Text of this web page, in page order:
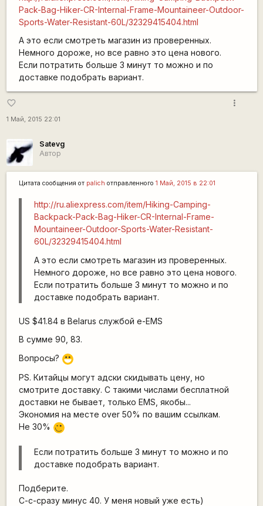
Pack-Bag-Hiker-CR-Internal-Frame-Mountaineer-Outdoor-
Sports-Water-Resistant-60L/32329415404.html
А это если смотреть магазин из проверенных.
Немного дороже, но все равно это цена нового.
Если потратить больше 3 минут то можно и по
доставке подобрать вариант.
favorite_border
1 Май, 2015 22:01
more_vert
Satevg
Автор
Цитата сообщения от palich отправленного 1 Май, 2015 в 22:01
http://ru.aliexpress.com/item/Hiking-Camping-
Backpack-Pack-Bag-Hiker-CR-Internal-Frame-
Mountaineer-Outdoor-Sports-Water-Resistant-
60L/32329415404.html
А это если смотреть магазин из проверенных.
Немного дороже, но все равно это цена нового.
Если потратить больше 3 минут то можно и по
доставке подобрать вариант.
US $41.84 в Belarus службой e-EMS
В сумме 90, 83.
Вопросы? :D
PS. Китайцы могут адски скидывать цену, но
смотрите доставку. С такими числами бесплатной
доставки не бывает, только EMS, якобы...
Экономия на месте over 50% по вашим ссылкам.
Не 30% ,-)
Если потратить больше 3 минут то можно и по
доставке подобрать вариант.
Подберите.
С-с-сразу минус 40. У меня новый уже есть)